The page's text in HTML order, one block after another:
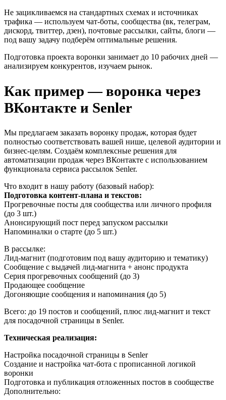
Не зацикливаемся на стандартных схемах и источниках
трафика — используем чат-боты, сообщества (вк, телеграм,
дискорд, твиттер, дзен), почтовые рассылки, сайты, блоги —
под вашу задачу подберём оптимальные решения.
Подготовка проекта воронки занимает до 10 рабочих дней —
анализируем конкурентов, изучаем рынок.
Как пример — воронка через
ВКонтакте и Senler
Мы предлагаем заказать воронку продаж, которая будет
полностью соответствовать вашей нише, целевой аудитории и
бизнес-целям. Создаём комплексные решения для
автоматизации продаж через ВКонтакте с использованием
функционала сервиса рассылок Senler.
Что входит в нашу работу (базовый набор):
Подготовка контент-плана и текстов:
Прогревочные посты для сообщества или личного профиля
(до 3 шт.)
Анонсирующий пост перед запуском рассылки
Напоминалки о старте (до 5 шт.)
В рассылке:
Лид-магнит (подготовим под вашу аудиторию и тематику)
Сообщение с выдачей лид-магнита + анонс продукта
Серия прогревочных сообщений (до 3)
Продающее сообщение
Догоняющие сообщения и напоминания (до 5)
Всего: до 19 постов и сообщений, плюс лид-магнит и текст
для посадочной страницы в Senler.
Техническая реализация:
Настройка посадочной страницы в Senler
Создание и настройка чат-бота с прописанной логикой
воронки
Подготовка и публикация отложенных постов в сообществе
Дополнительно: